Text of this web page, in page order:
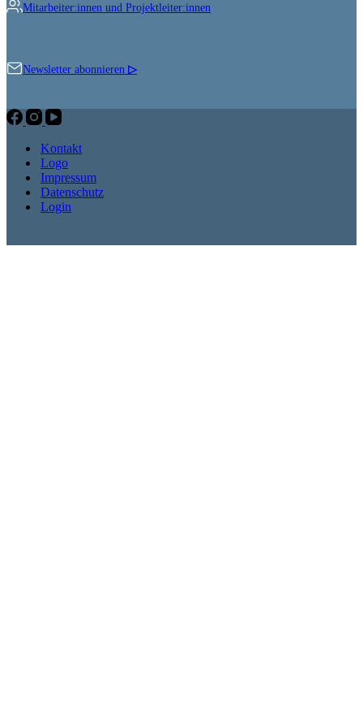
Mitarbeiter:innen und Projektleiter:innen
Newsletter abonnieren ▷
Kontakt
Logo
Impressum
Datenschutz
Login